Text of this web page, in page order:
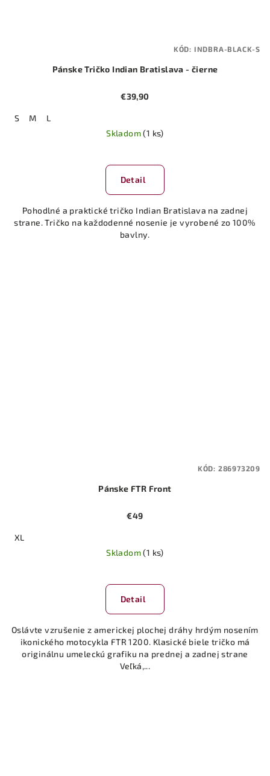
Pánske Tričko Indian Bratislava - čierne
€39,90
S M
L
Skladom(1 ks)
Detail
Pohodlné a praktické tričko Indian Bratislava na zadnej
strane. Tričko na každodenné nosenie je vyrobené zo 100%
bavlny.
KÓD: INDBRA-BLACK-S
Pánske FTR Front
€49
XL
Skladom(1 ks)
Detail
Oslávte vzrušenie z americkej plochej dráhy hrdým nosením
ikonického motocykla FTR 1200. Klasické biele tričko má
originálnu umeleckú grafiku na prednej a zadnej strane
Veľká,...
KÓD: 286973209